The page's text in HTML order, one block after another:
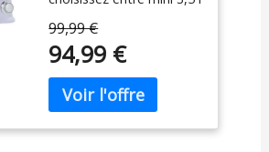
Cuisine, 1300W
Pétrin
Professionnel avec
Fouet, Batteur,
Crochet (Lilac)
ou les débutants, 5 l
pour les familles qui
cuisinent
quotidiennement, ou 2
bols de 4,5 l et 5 l pour
une polyvalence
99,99 €
94,99 €